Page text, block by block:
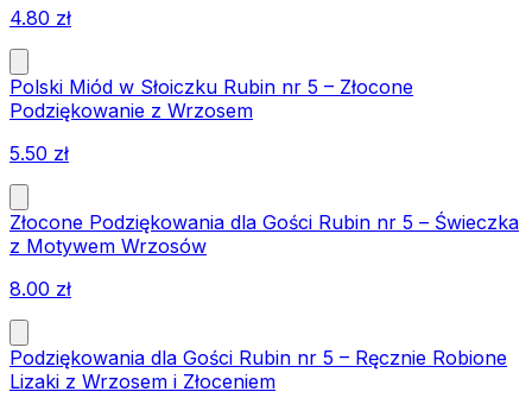
4.80 zł
Polski Miód w Słoiczku Rubin nr 5 – Złocone
Podziękowanie z Wrzosem
5.50 zł
Złocone Podziękowania dla Gości Rubin nr 5 – Świeczka
z Motywem Wrzosów
8.00 zł
Podziękowania dla Gości Rubin nr 5 – Ręcznie Robione
Lizaki z Wrzosem i Złoceniem